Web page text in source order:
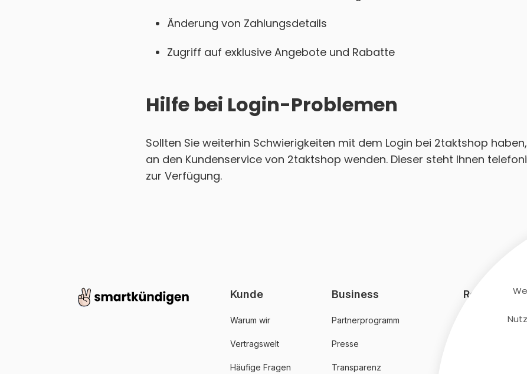
Änderung von Zahlungsdetails
Zugriff auf exklusive Angebote und Rabatte
Hilfe bei Login-Problemen
Sollten Sie weiterhin Schwierigkeiten mit dem Login bei 2taktshop
an den Kundenservice von 2taktshop wenden. Dieser steht Ihnen
zur Verfügung.
Kunde
Warum wir
Vertragswelt
Häufige Fragen
Business
Partnerprogramm
Presse
Transparenz
Rechtliches